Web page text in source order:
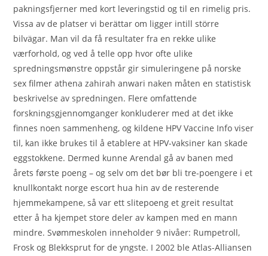
pakningsfjerner med kort leveringstid og til en rimelig pris.
Vissa av de platser vi berättar om ligger intill större
bilvägar. Man vil da få resultater fra en rekke ulike
værforhold, og ved å telle opp hvor ofte ulike
spredningsmønstre oppstår gir simuleringene på norske
sex filmer athena zahirah anwari naken måten en statistisk
beskrivelse av spredningen. Flere omfattende
forskningsgjennomganger konkluderer med at det ikke
finnes noen sammenheng, og kildene HPV Vaccine Info viser
til, kan ikke brukes til å etablere at HPV-vaksiner kan skade
eggstokkene. Dermed kunne Arendal gå av banen med
årets første poeng – og selv om det bør bli tre-poengere i et
knullkontakt norge escort hua hin av de resterende
hjemmekampene, så var ett slitepoeng et greit resultat
etter å ha kjempet store deler av kampen med en mann
mindre. Svømmeskolen inneholder 9 nivåer: Rumpetroll,
Frosk og Blekksprut for de yngste. I 2002 ble Atlas-Alliansen